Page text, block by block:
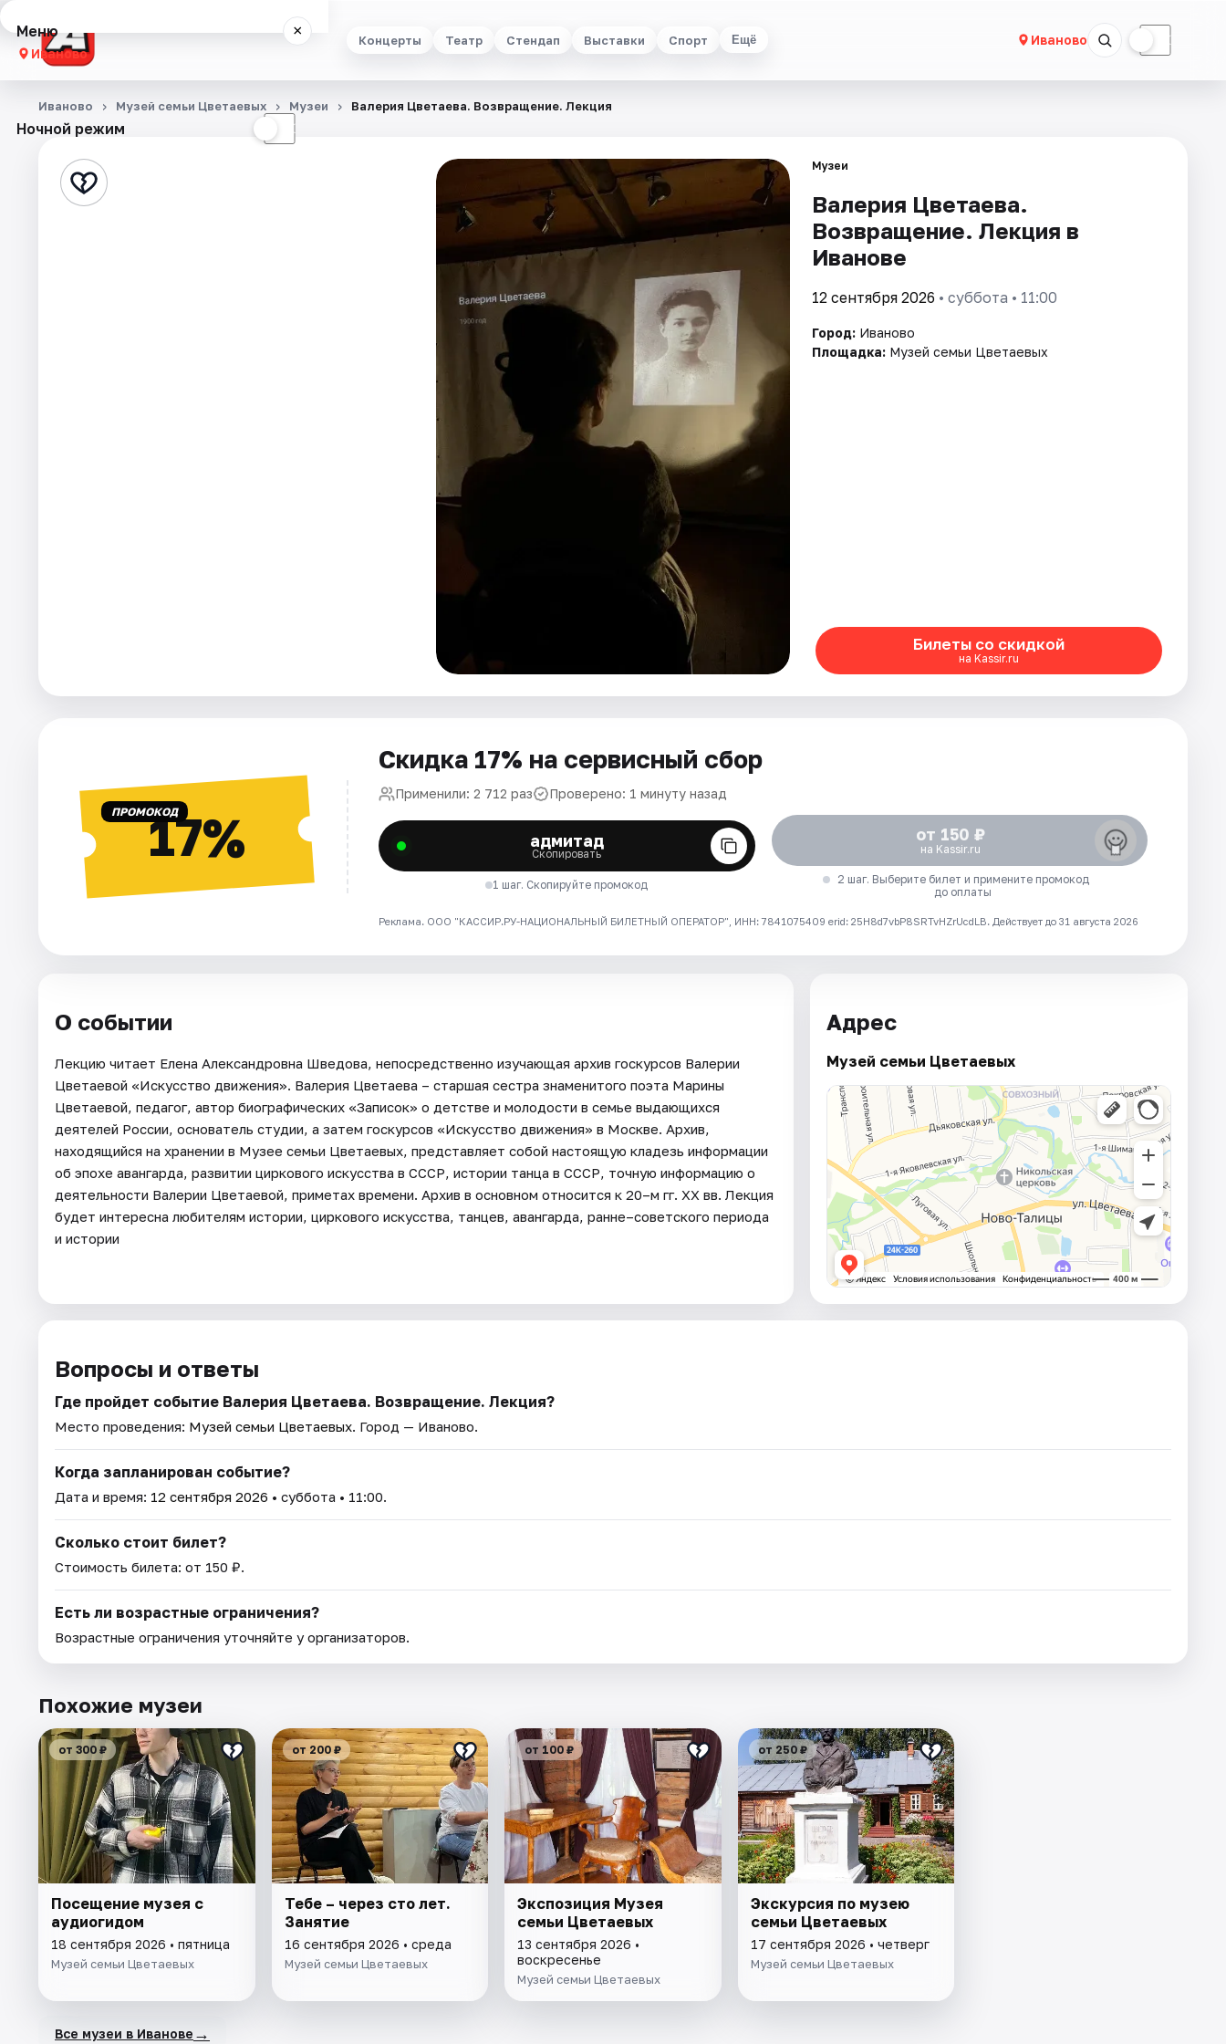
Концерты Театр Стендап Выставки Спорт Ещё Иваново ☾
Меню ×
Иваново
Концерты
Стендап
Ночной режим ☾
Иваново Музей семьи Цветаевых Музеи Валерия Цветаева. Возвращение. Лекция
Музеи
Валерия Цветаева.
Возвращение. Лекция в
Иванове
12 сентября 2026 • суббота • 11:00
Город: Иваново
Площадка: Музей семьи Цветаевых
Билеты со скидкой
на Kassir.ru
ПРОМОКОД17%
Скидка 17% на сервисный сбор
Применили: 2 712 раз Проверено: 1 минуту назад
адмитад
Скопировать
1 шаг. Скопируйте промокод
от 150 ₽
на Kassir.ru
2 шаг. Выберите билет и примените промокод
до оплаты
Реклама. ООО "КАССИР.РУ-НАЦИОНАЛЬНЫЙ БИЛЕТНЫЙ ОПЕРАТОР", ИНН: 7841075409 erid: 25H8d7vbP8SRTvHZrUcdLB. Действует до 31 августа 2026
О событии
Лекцию читает Елена Александровна Шведова, непосредственно изучающая архив госкурсов Валерии
Цветаевой «Искусство движения». Валерия Цветаева – старшая сестра знаменитого поэта Марины
Цветаевой, педагог, автор биографических «Записок» о детстве и молодости в семье выдающихся
деятелей России, основатель студии, а затем госкурсов «Искусство движения» в Москве. Архив,
находящийся на хранении в Музее семьи Цветаевых, представляет собой настоящую кладезь информации
об эпохе авангарда, развитии циркового искусства в СССР, истории танца в СССР, точную информацию о
деятельности Валерии Цветаевой, приметах времени. Архив в основном относится к 20–м гг. XX вв. Лекция
будет интересна любителям истории, циркового искусства, танцев, авангарда, ранне–советского периода
и истории
Адрес
Музей семьи Цветаевых
Вопросы и ответы
Где пройдет событие Валерия Цветаева. Возвращение. Лекция?
Место проведения: Музей семьи Цветаевых. Город — Иваново.
Когда запланирован событие?
Дата и время: 12 сентября 2026 • суббота • 11:00.
Сколько стоит билет?
Стоимость билета: от 150 ₽.
Есть ли возрастные ограничения?
Возрастные ограничения уточняйте у организаторов.
Похожие музеи
от 300 ₽
Посещение музея с
аудиогидом
18 сентября 2026 • пятница
Музей семьи Цветаевых
от 200 ₽
Тебе – через сто лет.
Занятие
16 сентября 2026 • среда
Музей семьи Цветаевых
от 100 ₽
Экспозиция Музея
семьи Цветаевых
13 сентября 2026 •
воскресенье
Музей семьи Цветаевых
от 250 ₽
Экскурсия по музею
семьи Цветаевых
17 сентября 2026 • четверг
Музей семьи Цветаевых
Все музеи в Иванове →